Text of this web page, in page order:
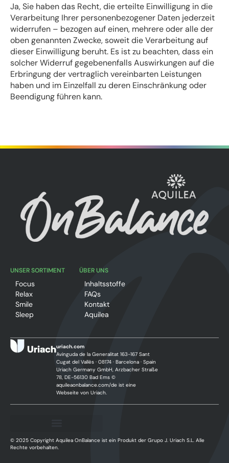
Ja, Sie haben das Recht, die erteilte Einwilligung in die
Verarbeitung Ihrer personenbezogener Daten jederzeit
widerrufen – bezogen auf einen, mehrere oder alle der
oben genannten Zwecke, soweit die Verarbeitung auf
dieser Einwilligung beruht. Es ist zu beachten, dass ein
solcher Widerruf gegebenenfalls Auswirkungen auf die
Erbringung der vertraglich vereinbarten Leistungen
haben und im Einzelfall zu deren Einschränkung oder
Beendigung führen kann.
UNSER SORTIMENT
Focus
Relax
Smile
Sleep
ÜBER UNS
Inhaltsstoffe
FAQs
Kontakt
Aquilea
uriach.com
Avinguda de la Generalitat 163-167 Sant
Cugat del Vallès · 08174 · Barcelona · Spain
Uriach Germany GmbH, Arzbacher Straße
78, DE-56130 Bad Ems ©
aquileaonbalance.com/de ist eine
Webseite von Uriach.
© 2025 Copyright Aquilea OnBalance ist ein Produkt der Grupo J. Uriach S.L. Alle
Rechte vorbehalten.